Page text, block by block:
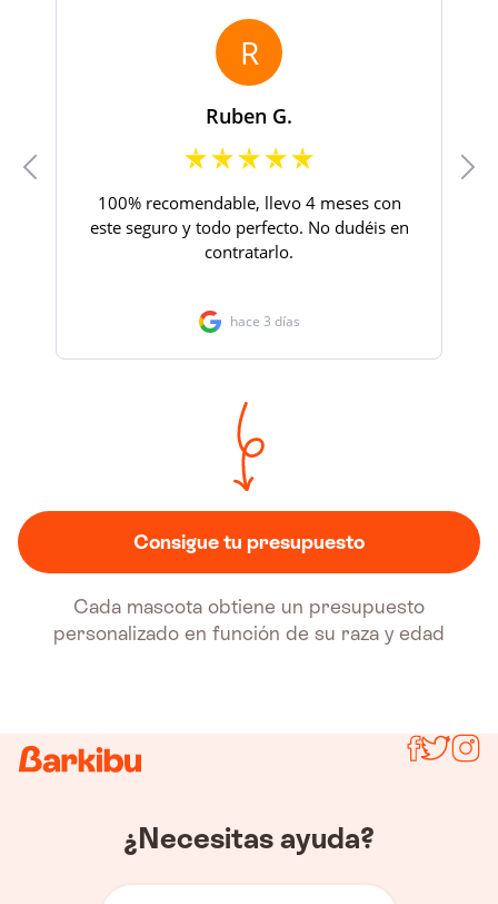
Consigue tu presupuesto
Cada mascota obtiene un presupuesto
personalizado en función de su raza y edad
Síguenos
¿Necesitas ayuda?